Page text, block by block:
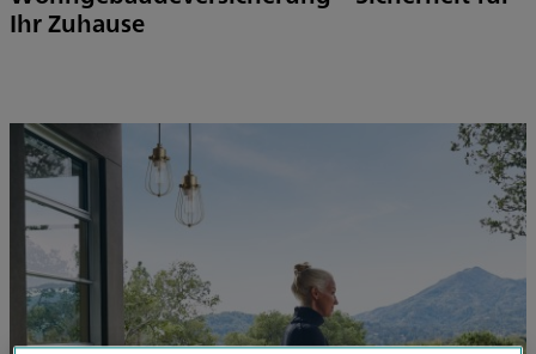
Ihr Zuhause